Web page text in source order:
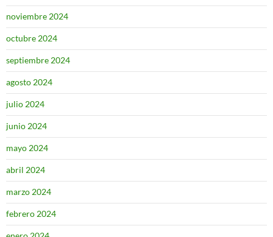
noviembre 2024
octubre 2024
septiembre 2024
agosto 2024
julio 2024
junio 2024
mayo 2024
abril 2024
marzo 2024
febrero 2024